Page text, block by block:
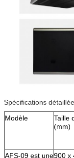
Spécifications
Modèle
Taille
(mm)
AFS-09 est une900 x